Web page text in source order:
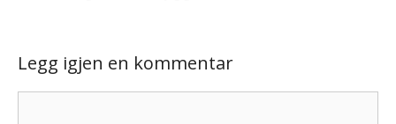
Legg igjen en kommentar